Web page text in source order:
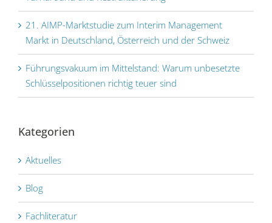
21. AIMP-Marktstudie zum Interim Management
Markt in Deutschland, Österreich und der Schweiz
Führungs­vakuum im Mittel­stand: Warum unbesetzte
Schlüssel­positionen richtig teuer sind
Kategorien
Aktuelles
Blog
Fachliteratur